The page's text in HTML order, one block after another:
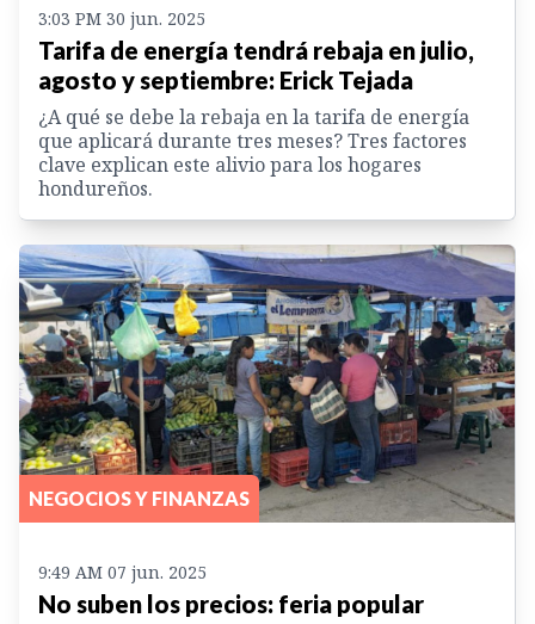
3:03 PM 30 jun. 2025
Tarifa de energía tendrá rebaja en julio,
agosto y septiembre: Erick Tejada
¿A qué se debe la rebaja en la tarifa de energía
que aplicará durante tres meses? Tres factores
clave explican este alivio para los hogares
hondureños.
NEGOCIOS Y FINANZAS
9:49 AM 07 jun. 2025
No suben los precios: feria popular